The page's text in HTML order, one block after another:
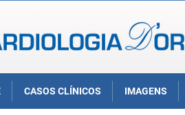
CASOS CLÍNICOS IMAGENS